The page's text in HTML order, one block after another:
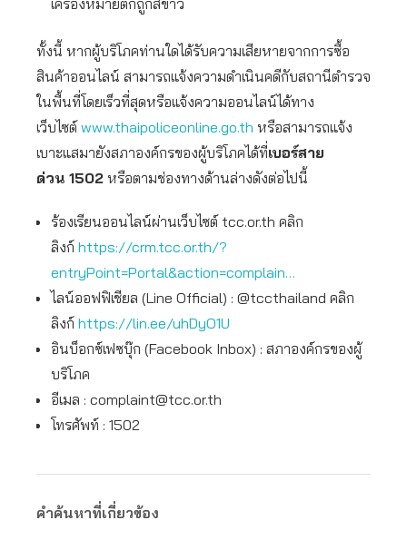
เครื่องหมายติ๊กถูกสีขาว
ทั้งนี้ หากผู้บริโภคท่านใดได้รับความเสียหายจากการซื้อ
สินค้าออนไลน์ สามารถแจ้งความดำเนินคดีกับสถานีตำรวจ
ในพื้นที่โดยเร็วที่สุดหรือแจ้งความออนไลน์ได้ทาง
เว็บไซต์ www.thaipoliceonline.go.th หรือสามารถแจ้ง
เบาะแสมายังสภาองค์กรของผู้บริโภคได้ที่เบอร์สาย
ด่วน 1502 หรือตามช่องทางด้านล่างดังต่อไปนี้
ร้องเรียนออนไลน์ผ่านเว็บไซต์ tcc.or.th คลิก
ลิงก์ https://crm.tcc.or.th/?
entryPoint=Portal&action=complain…
ไลน์ออฟฟิเชียล (Line Official) : @tccthailand คลิก
ลิงก์ https://lin.ee/uhDyO1U
อินบ็อกซ์เฟซบุ๊ก (Facebook Inbox) : สภาองค์กรของผู้
บริโภค
อีเมล : complaint@tcc.or.th
โทรศัพท์ : 1502
คำค้นหาที่เกี่ยวข้อง